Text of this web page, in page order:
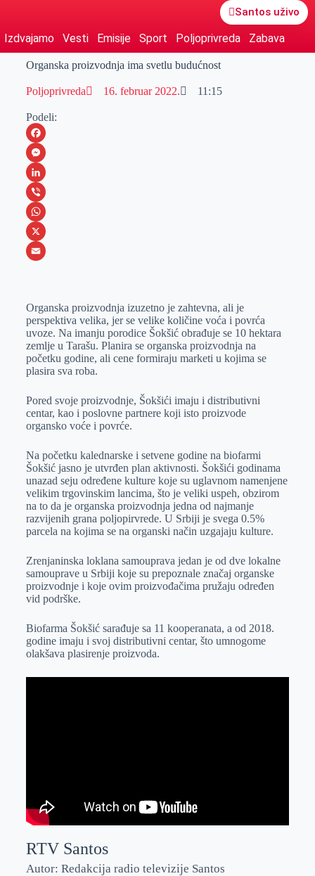
Santos uživo
Izdvajamo Vesti Emisije Sport Poljoprivreda Zabava
Organska proizvodnja ima svetlu budućnost
Poljoprivreda 16. februar 2022. 11:15
Podeli:
F
a
c
e
b
o
M
e
s
s
e
e
r
L
i
n
k
I
n
V
i
b
W
h
s
A
p
p
X
a
i
l
Organska proizvodnja izuzetno je zahtevna, ali je
perspektiva velika, jer se velike količine voća i povrća
uvoze. Na imanju porodice Šokšić obrađuje se 10 hektara
zemlje u Tarašu. Planira se organska proizvodnja na
početku godine, ali cene formiraju marketi u kojima se
plasira sva roba.
Pored svoje proizvodnje, Šokšići imaju i distributivni
centar, kao i poslovne partnere koji isto proizvode
organsko voće i povrće.
Na početku kalednarske i setvene godine na biofarmi
Šokšić jasno je utvrđen plan aktivnosti. Šokšići godinama
unazad seju određene kulture koje su uglavnom namenjene
velikim trgovinskim lancima, što je veliki uspeh, obzirom
na to da je organska proizvodnja jedna od najmanje
razvijenih grana poljopirvrede. U Srbiji je svega 0.5%
parcela na kojima se na organski način uzgajaju kulture.
Zrenjaninska loklana samouprava jedan je od dve lokalne
samouprave u Srbiji koje su prepoznale značaj organske
proizvodnje i koje ovim proizvođačima pružaju određen
vid podrške.
Biofarma Šokšić sarađuje sa 11 kooperanata, a od 2018.
godine imaju i svoj distributivni centar, što umnogome
olakšava plasirenje proizvoda.
RTV Santos
Autor: Redakcija radio televizije Santos